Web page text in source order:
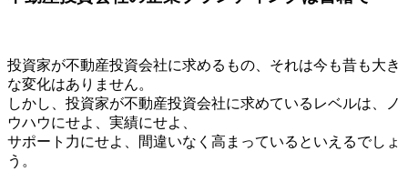
投資家が不動産投資会社に求めるもの、それは今も昔も大き
な変化はありません。
しかし、投資家が不動産投資会社に求めているレベルは、ノ
ウハウにせよ、実績にせよ、
サポート力にせよ、間違いなく高まっているといえるでしょ
う。